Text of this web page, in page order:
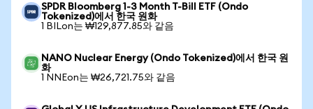
SPDR Bloomberg 1-3 Month T-Bill ETF (Ondo
Tokenized)에서 한국 원화
1 BILon는 ₩129,877.85와 같음
NANO Nuclear Energy (Ondo Tokenized)에서 한국 원
화
1 NNEon는 ₩26,721.75와 같음